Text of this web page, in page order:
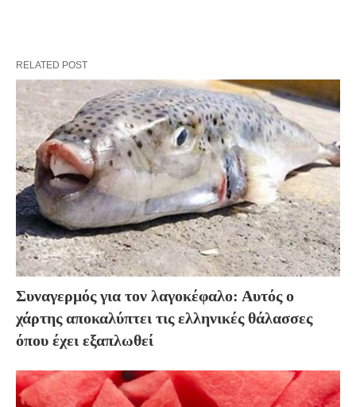
RELATED POST
Συναγερμός για τον λαγοκέφαλο: Αυτός ο
χάρτης αποκαλύπτει τις ελληνικές θάλασσες
όπου έχει εξαπλωθεί